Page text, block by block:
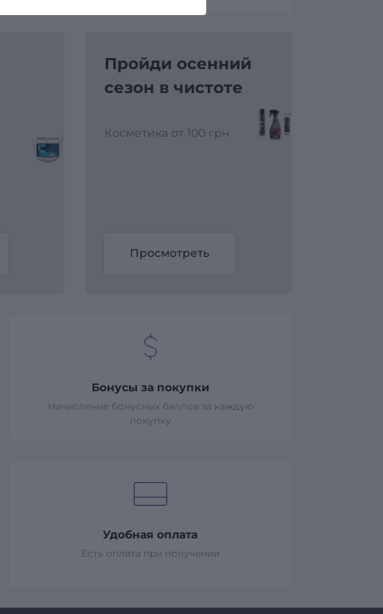
Пройди осенний
сезон в чистоте
Косметика от 100 грн
Просмотреть
Бонусы за покупки
Начисление бонусных баллов за каждую
покупку
Удобная оплата
Есть оплата при получении